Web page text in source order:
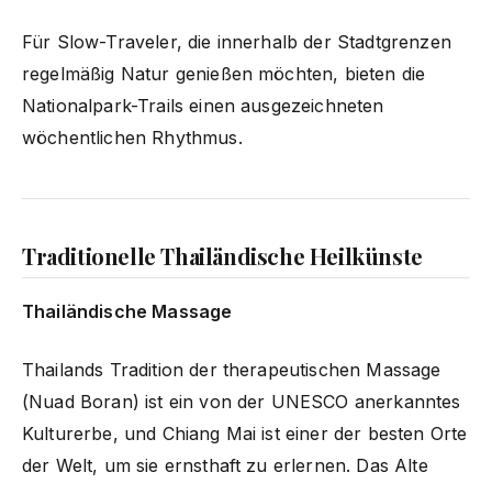
Für Slow-Traveler, die innerhalb der Stadtgrenzen
regelmäßig Natur genießen möchten, bieten die
Nationalpark-Trails einen ausgezeichneten
wöchentlichen Rhythmus.
Traditionelle Thailändische Heilkünste
Thailändische Massage
Thailands Tradition der therapeutischen Massage
(Nuad Boran) ist ein von der UNESCO anerkanntes
Kulturerbe, und Chiang Mai ist einer der besten Orte
der Welt, um sie ernsthaft zu erlernen. Das Alte